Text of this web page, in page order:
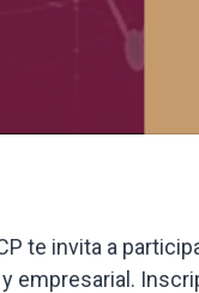
te invita a
empresarial.